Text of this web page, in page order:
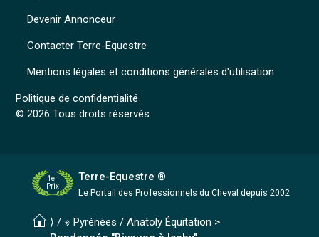
Mentions légales et conditions générales d'utilisation
Politique de confidentialité
© 2026 Tous droits réservés
Devenir Annonceur
Contacter Terre-Equestre
1er
Prix
Terre-Equestre ®
Le Portail des Professionnels du Cheval depuis 2002
⟩ / ※ Pyrénées / Anatoly Équitation >